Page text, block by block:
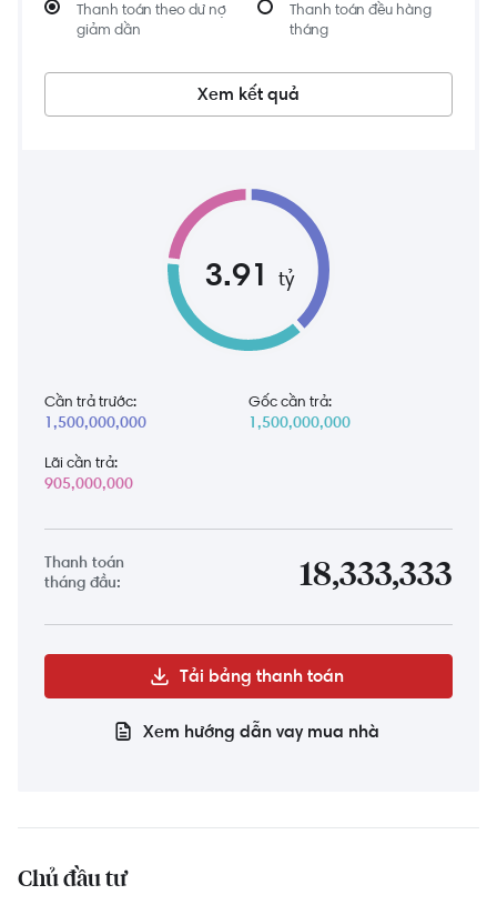
Thanh toán theo dư nợ
giảm dần
Thanh toán đều hàng
tháng
Xem kết quả
3.91 tỷ
Cần trả trước:
1,500,000,000
Gốc cần trả:
1,500,000,000
Lãi cần trả:
905,000,000
Thanh toán
tháng đầu:
18,333,333
Tải bảng thanh toán
Xem hướng dẫn vay mua nhà
Chủ đầu tư